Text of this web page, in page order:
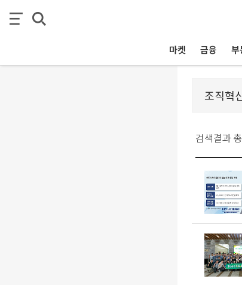
마켓 금융 부
검색결과 총